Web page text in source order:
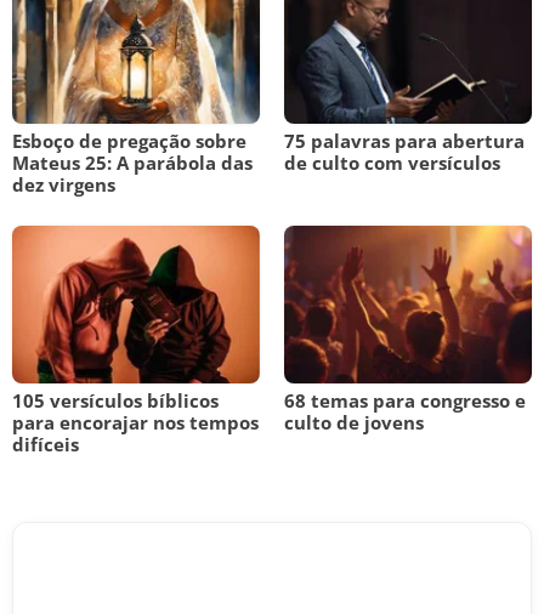
Esboço de pregação sobre
Mateus 25: A parábola das
dez virgens
75 palavras para abertura
de culto com versículos
105 versículos bíblicos
para encorajar nos tempos
difíceis
68 temas para congresso e
culto de jovens